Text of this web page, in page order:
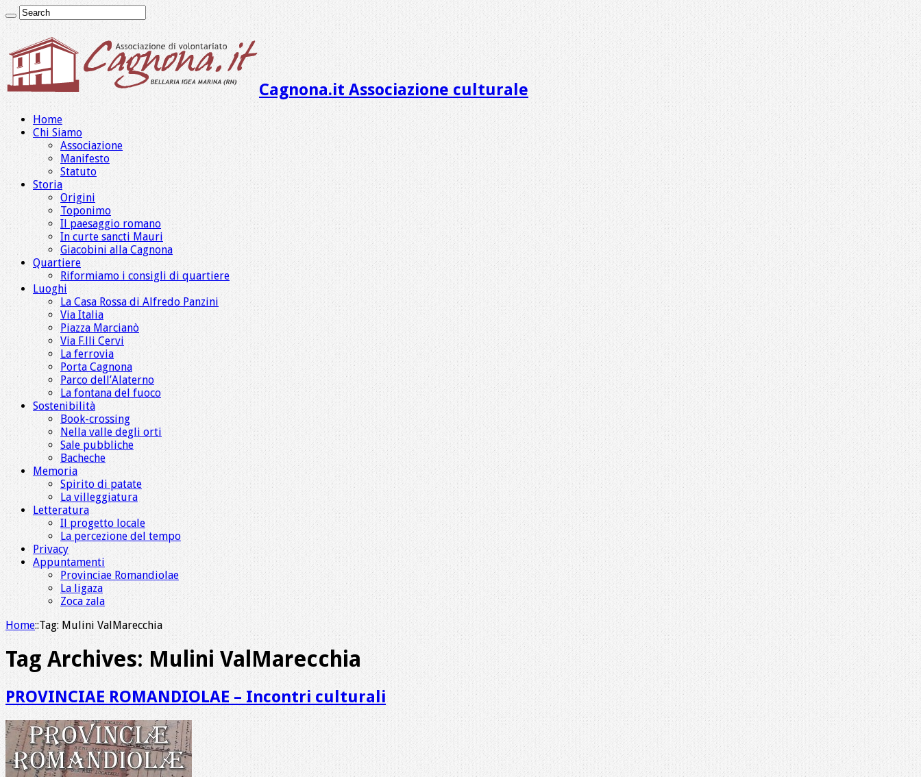
Cagnona.it Associazione culturale
Home
Chi Siamo
Associazione
Manifesto
Statuto
Storia
Origini
Toponimo
Il paesaggio romano
In curte sancti Mauri
Giacobini alla Cagnona
Quartiere
Riformiamo i consigli di quartiere
Luoghi
La Casa Rossa di Alfredo Panzini
Via Italia
Piazza Marcianò
Via F.lli Cervi
La ferrovia
Porta Cagnona
Parco dell’Alaterno
La fontana del fuoco
Sostenibilità
Book-crossing
Nella valle degli orti
Sale pubbliche
Bacheche
Memoria
Spirito di patate
La villeggiatura
Letteratura
Il progetto locale
La percezione del tempo
Privacy
Appuntamenti
Provinciae Romandiolae
La ligaza
Zoca zala
Home::Tag:Mulini ValMarecchia
Tag Archives:Mulini ValMarecchia
PROVINCIAE ROMANDIOLAE – Incontri culturali